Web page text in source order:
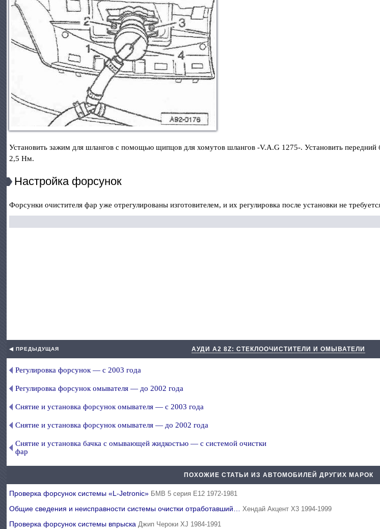
Установить зажим для шлангов с помощью щипцов для хомутов шлангов -V.A.G 1275-. Установить
2,5 Нм.
Настройка форсунок
Форсунки очистителя фар уже отрегулированы изготовителем, и их регулировка после установки не
◀ ПРЕДЫДУЩАЯ АУДИ А2 8Z: СТЕКЛООЧИСТИТЕЛИ И ОМЫВАТЕЛИ
Регулировка форсунок — с 2003 года
Регулировка форсунок омывателя — до 2002 года
Снятие и установка форсунок омывателя — с 2003 года
Снятие и установка форсунок омывателя — до 2002 года
Снятие и установка бачка с омывающей жидкостью — с системой очистки
фар
ПОХОЖИЕ СТАТЬИ ИЗ АВТОМОБИЛЕЙ ДРУГИХ МАРОК
Проверка форсунок системы «L-Jetronic» БМВ 5 серия Е12 1972-1981
Общие сведения и неисправности системы очистки отработавший…Хендай Акцент Х3 1994-1999
Проверка форсунок системы впрыска Джип Чероки XJ 1984-1991